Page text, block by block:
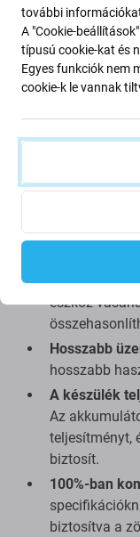
Az Aftermarket PRO
felek gyártják,
Ezeket az
megfeleljenek az
színvonalának, és
Az utángyártott
Spóroljon az
akkumulátor
eszköz
Hosszabb
hosszabb
A készülék
Az
teljesítményt,
biztosít.
100%-ban
biztosítva a
további
A "Cookie-
típusú cookie-kat és
Egyes funkciók nem
cookie-k le vannak